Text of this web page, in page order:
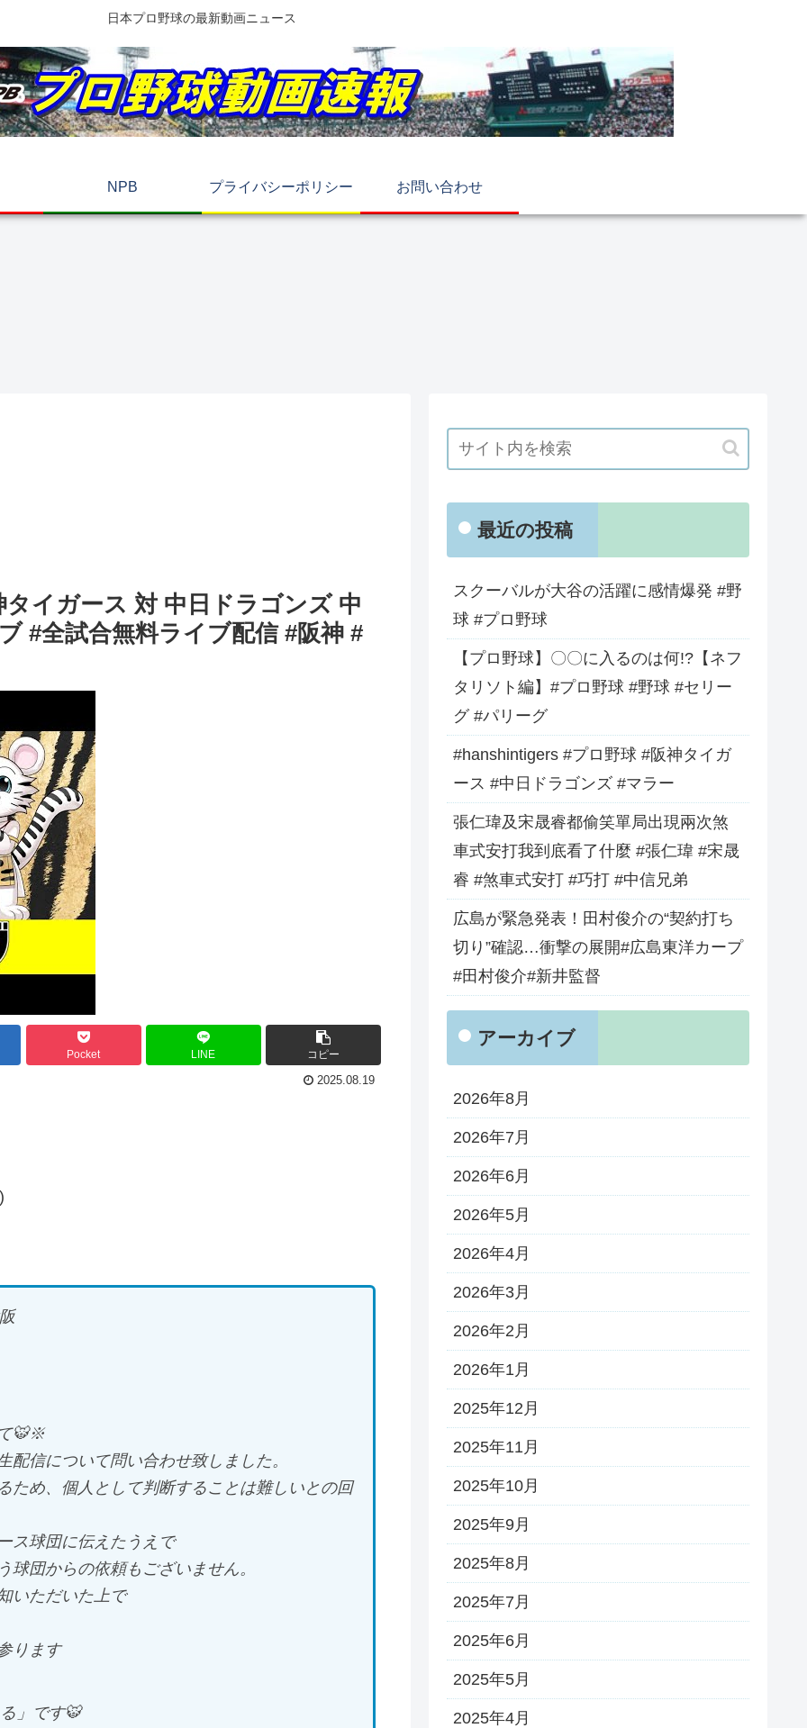
日本プロ野球の最新動画ニュース
NPB プライバシーポリシー お問い合わせ
イガース 対 中日ドラゴンズ 中
#全試合無料ライブ配信 #阪神 #
Pocket LINE コピー
2025.08.19
🐯※
信について問い合わせ致しました。
ため、個人として判断することは難しいとの回
ス球団に伝えたうえで
団からの依頼もございません。
いただいた上で
ります
」です🐯
最近の投稿
スクーバルが大谷の活躍に感情爆発 #野
球 #プロ野球
【プロ野球】〇〇に入るのは何!?【ネフ
タリソト編】#プロ野球 #野球 #セリー
グ #パリーグ
#hanshintigers #プロ野球 #阪神タイガ
ース #中日ドラゴンズ #マラー
張仁瑋及宋晟睿都偷笑單局出現兩次煞
車式安打我到底看了什麼 #張仁瑋 #宋晟
睿 #煞車式安打 #巧打 #中信兄弟
広島が緊急発表！田村俊介の“契約打ち
切り”確認…衝撃の展開#広島東洋カープ
#田村俊介#新井監督
アーカイブ
2026年8月
2026年7月
2026年6月
2026年5月
2026年4月
2026年3月
2026年2月
2026年1月
2025年12月
2025年11月
2025年10月
2025年9月
2025年8月
2025年7月
2025年6月
2025年5月
2025年4月